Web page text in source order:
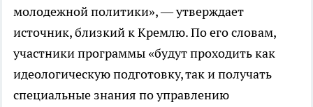
молодежной политики», — утверждает
источник, близкий к Кремлю. По его словам,
участники программы «будут проходить как
идеологическую подготовку, так и получать
специальные знания по управлению